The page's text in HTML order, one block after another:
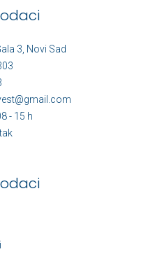
3, Novi Sad
- 15 h